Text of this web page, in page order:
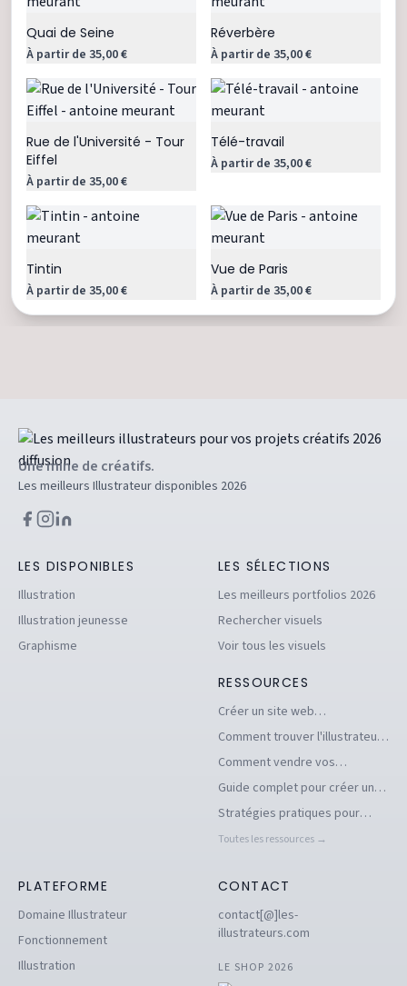
Quai de Seine
À partir de 35,00 €
Réverbère
À partir de 35,00 €
Rue de l'Université - Tour
Eiffel
À partir de 35,00 €
Télé-travail
À partir de 35,00 €
Tintin
À partir de 35,00 €
Vue de Paris
À partir de 35,00 €
Une mine de créatifs.
Les meilleurs Illustrateur disponibles 2026
LES DISPONIBLES
Illustration
Illustration jeunesse
Graphisme
LES SÉLECTIONS
Les meilleurs portfolios 2026
Rechercher visuels
Voir tous les visuels
RESSOURCES
Créer un site web
d'illustrations pour se
qu'illustrateur
Comment trouver l'illustrateur
freelance idéal pour votre
Comment vendre vos
illustrations facilement en ligne
Guide complet pour créer un
book d'illustration en ligne
pour illustrateurs
Stratégies pratiques pour
dénicher des commandes
Toutes les ressources →
PLATEFORME
Domaine Illustrateur
Fonctionnement
Illustration
CONTACT
contact[@]les-
illustrateurs.com
LE SHOP 2026